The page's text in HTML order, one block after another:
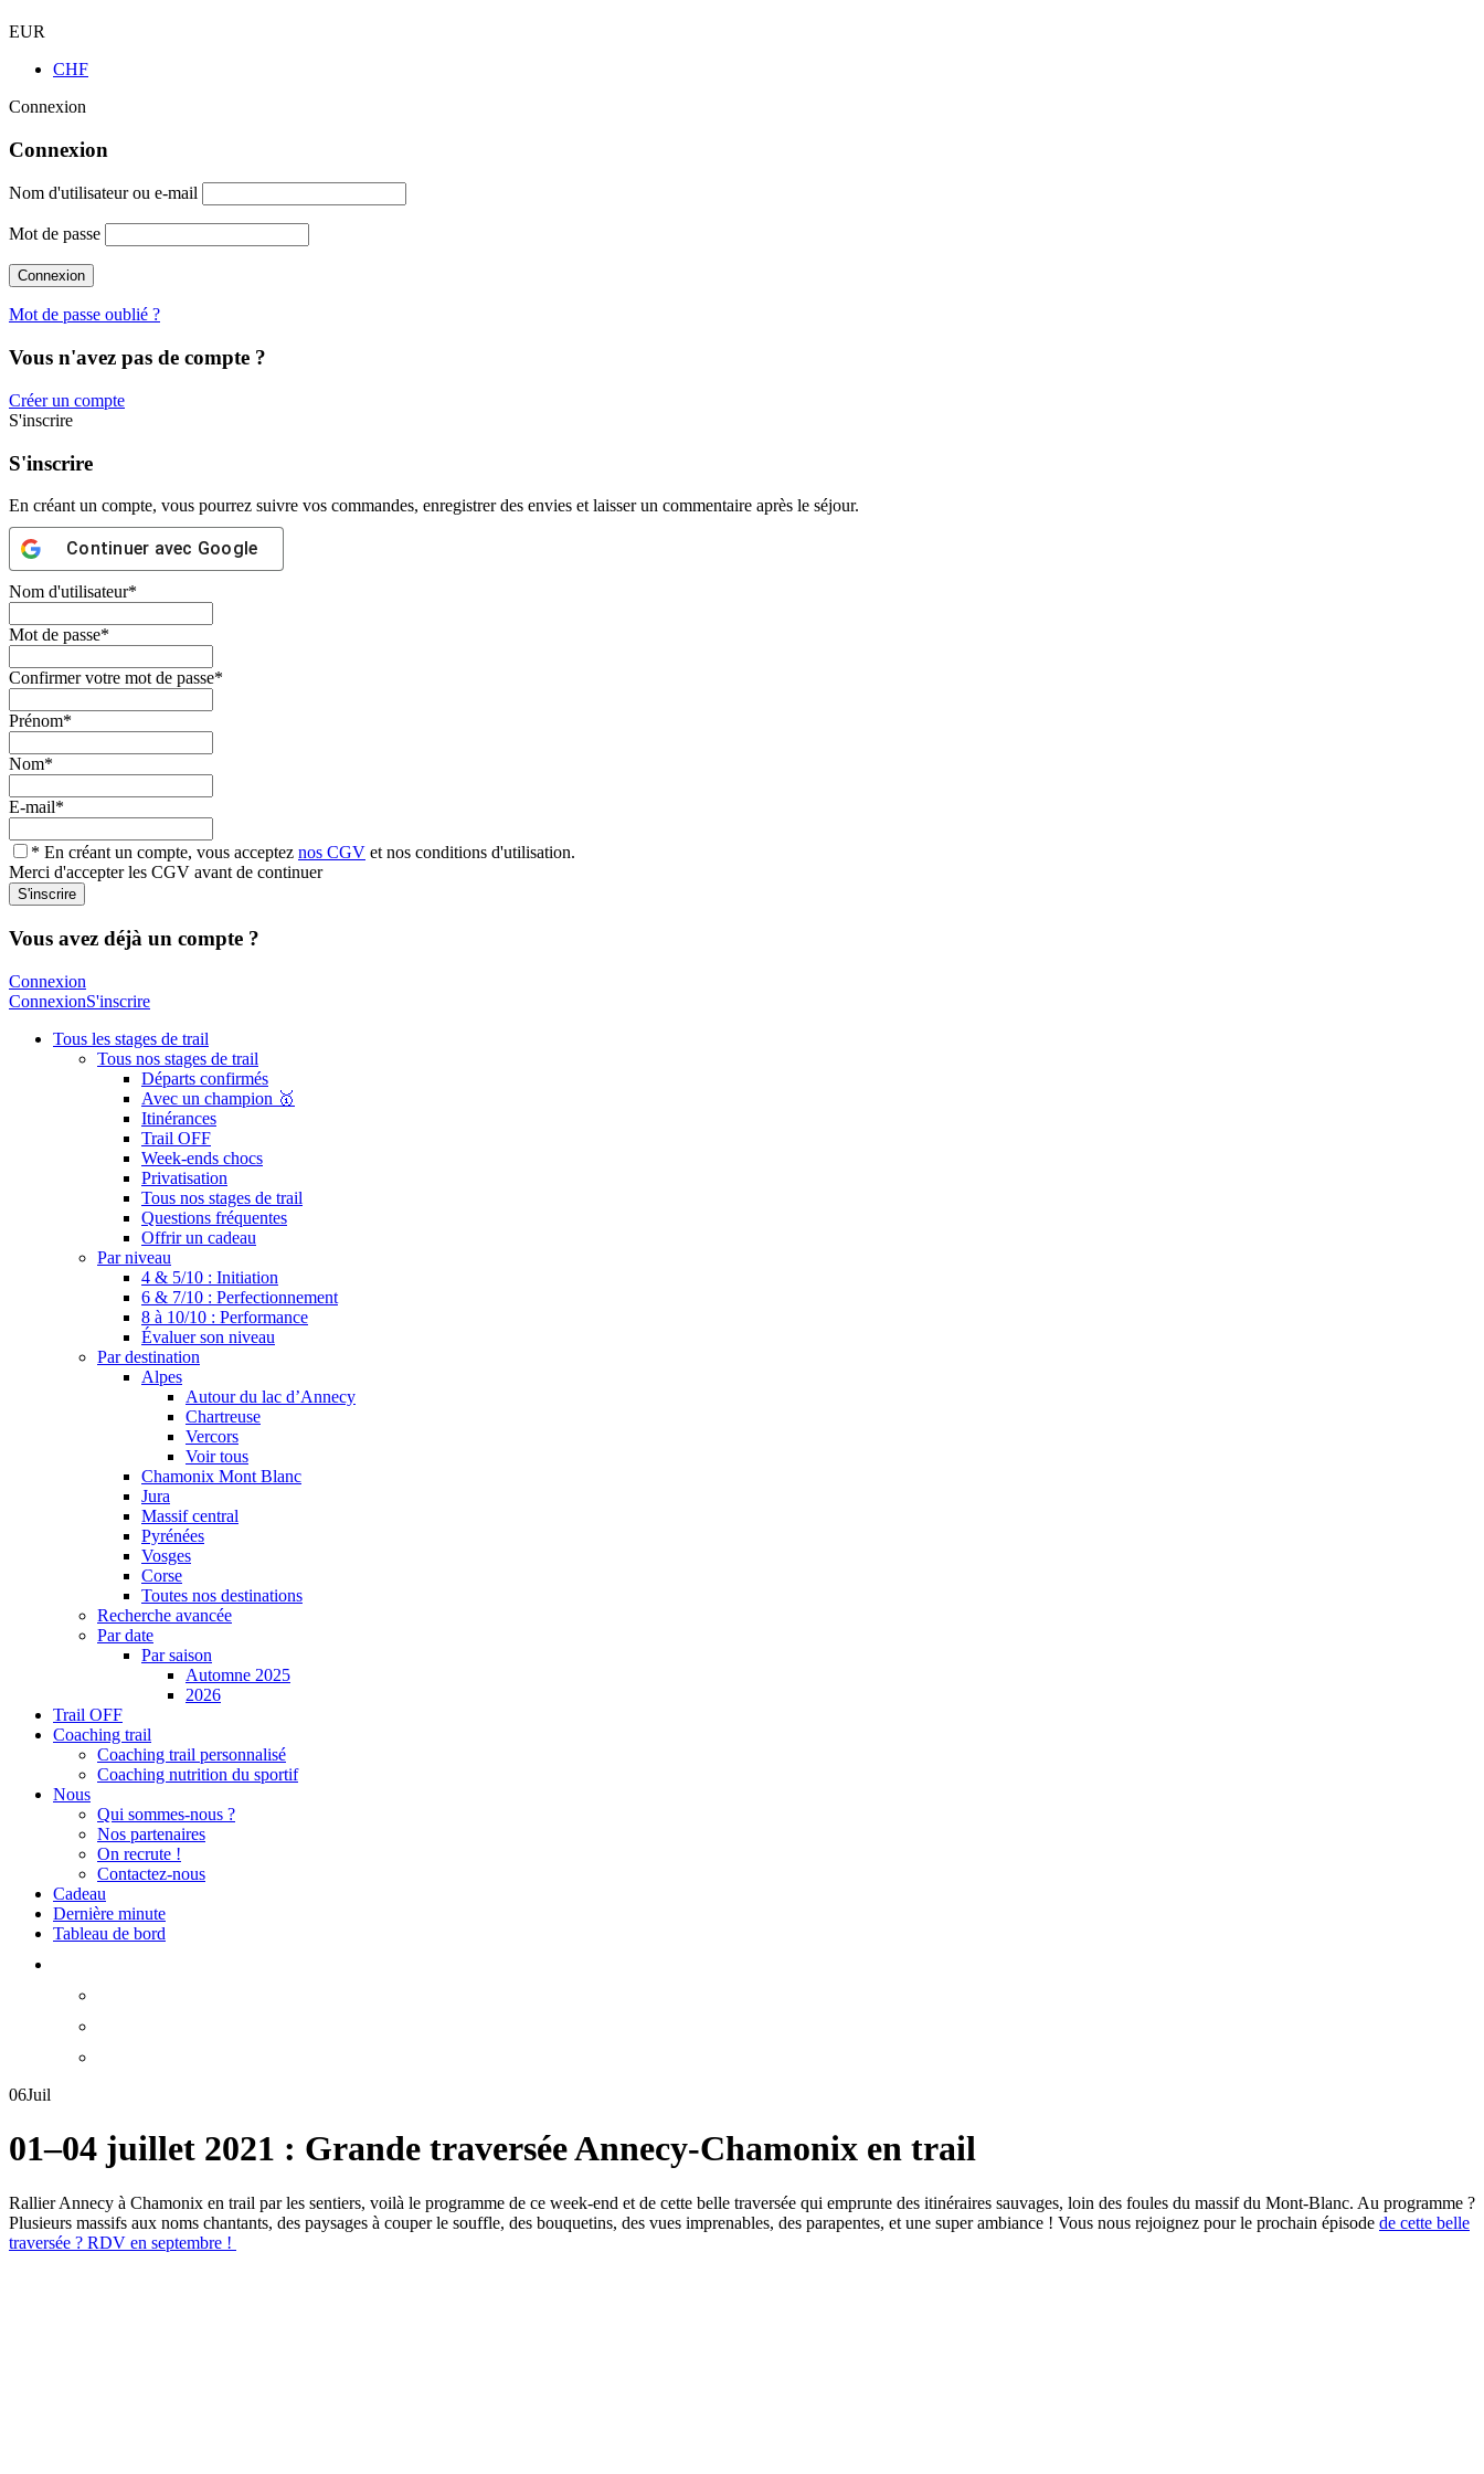
EUR
CHF
Connexion
Connexion
Nom d'utilisateur ou e-mail
Mot de passe
Mot de passe oublié ?
Vous n'avez pas de compte ?
Créer un compte
S'inscrire
S'inscrire
En créant un compte, vous pourrez suivre vos commandes, enregistrer des envies et laisser un commentaire après le séjour.
Continuer avec Google
Nom d'utilisateur*
Mot de passe*
Confirmer votre mot de passe*
Prénom*
Nom*
E-mail*
* En créant un compte, vous acceptez nos CGV et nos conditions d'utilisation.
Merci d'accepter les CGV avant de continuer
Vous avez déjà un compte ?
Connexion
ConnexionS'inscrire
Tous les stages de trail
Tous nos stages de trail
Départs confirmés
Avec un champion 🥇
Itinérances
Trail OFF
Week-ends chocs
Privatisation
Tous nos stages de trail
Questions fréquentes
Offrir un cadeau
Par niveau
4 & 5/10 : Initiation
6 & 7/10 : Perfectionnement
8 à 10/10 : Performance
Évaluer son niveau
Par destination
Alpes
Autour du lac d’Annecy
Chartreuse
Vercors
Voir tous
Chamonix Mont Blanc
Jura
Massif central
Pyrénées
Vosges
Corse
Toutes nos destinations
Recherche avancée
Par date
Par saison
Automne 2025
2026
Trail OFF
Coaching trail
Coaching trail personnalisé
Coaching nutrition du sportif
Nous
Qui sommes-nous ?
Nos partenaires
On recrute !
Contactez-nous
Cadeau
Dernière minute
Tableau de bord
06Juil
01–04 juillet 2021 : Grande traversée Annecy-Chamonix en trail
Rallier Annecy à Chamonix en trail par les sentiers, voilà le programme de ce week-end et de cette belle traversée qui emprunte des itinéraires sauvages, loin des foules du massif du Mont-Blanc. Au programme ?
Plusieurs massifs aux noms chantants, des paysages à couper le souffle, des bouquetins, des vues imprenables, des parapentes, et une super ambiance ! Vous nous rejoignez pour le prochain épisode de cette belle
traversée ? RDV en septembre !